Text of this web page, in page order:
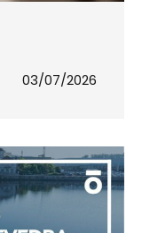
03/07/2026